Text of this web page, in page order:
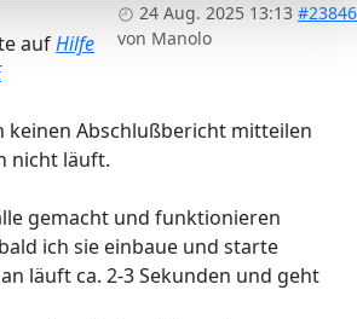
24 Aug. 2025 13:13 #23846
von Manolo
aufHilfe
keinen Abschlußbericht mitteilen
nicht läuft.
gemacht und funktionieren
ich sie einbaue und starte
läuft ca. 2-3 Sekunden und geht